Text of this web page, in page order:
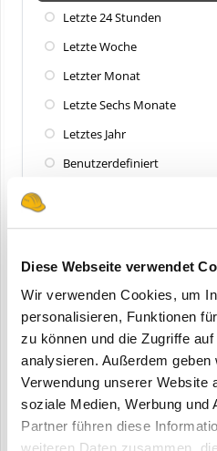
Diese Webseite verwendet
Wir verwenden Cookies, um
personalisieren, Funktionen
zu können und die Zugriffe
analysieren. Außerdem
Verwendung unserer Website
soziale Medien, Werbung und
Partner führen diese
Letzte 24 Stunden
Letzte Woche
Letzter Monat
Letzte Sechs Monate
Letztes Jahr
Benutzerdefiniert
Zuletzt aktualisiert
Letzte 24 Stunden
Letzte Woche
Letzter Monat
Letzte Sechs Monate
Letztes Jahr
Benutzerdefiniert